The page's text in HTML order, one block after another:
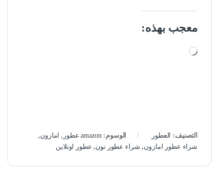
معجب بهذه:
جاري التحميل…
التصنيف: العطور الوسوم: amazon عطور , امازون,
شراء عطور امازون, شراء عطور نون, عطور اونلاين